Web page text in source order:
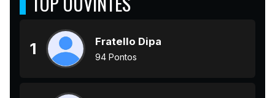
1 Fratello Dipa
94 Pontos